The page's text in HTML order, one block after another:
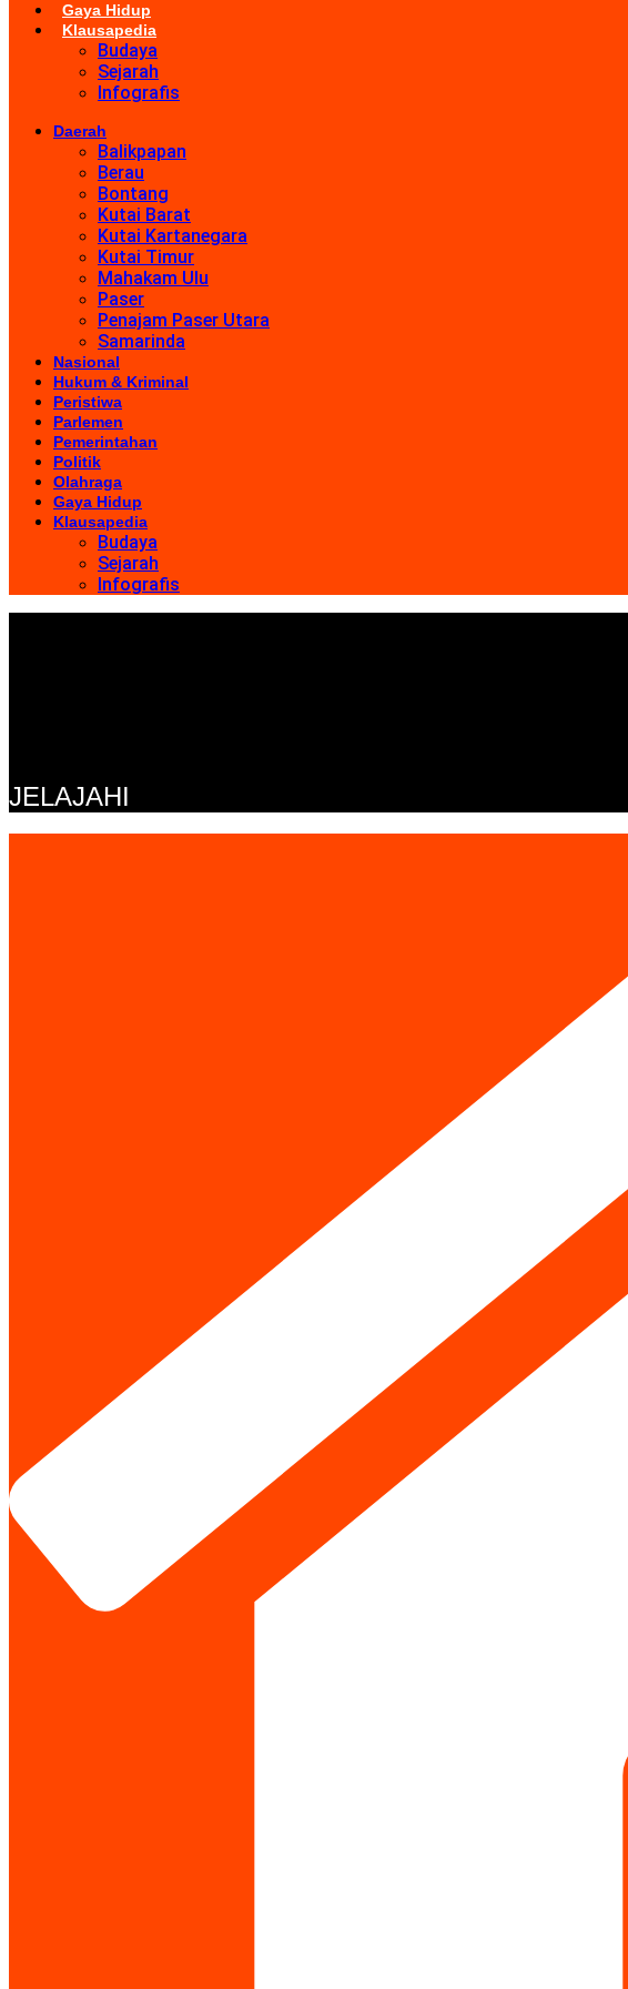
Gaya Hidup
Klausapedia
Budaya
Sejarah
Infografis
Daerah
Balikpapan
Berau
Bontang
Kutai Barat
Kutai Kartanegara
Kutai Timur
Mahakam Ulu
Paser
Penajam Paser Utara
Samarinda
Nasional
Hukum & Kriminal
Peristiwa
Parlemen
Pemerintahan
Politik
Olahraga
Gaya Hidup
Klausapedia
Budaya
Sejarah
Infografis
JELAJAHI